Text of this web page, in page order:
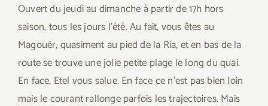
Ouvert du jeudi au dimanche à partir de 17h hors
saison, tous les jours l’été. Au fait, vous êtes au
Magouër, quasiment au pied de la Ria, et en bas de la
route se trouve une jolie petite plage le long du quai.
En face, Etel vous salue. En face ce n’est pas bien loin
mais le courant rallonge parfois les trajectoires. Mais